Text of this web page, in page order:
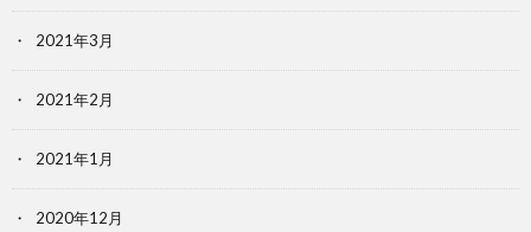
2021年3月
2021年2月
2021年1月
2020年12月